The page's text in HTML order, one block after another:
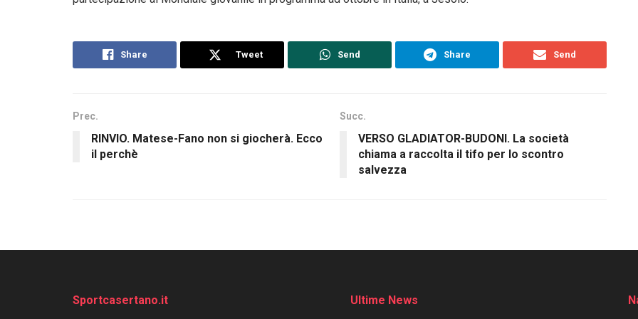
Share Tweet Send Share Send
Prec.
RINVIO. Matese-Fano non si giocherà. Ecco
il perchè
Succ.
VERSO GLADIATOR-BUDONI. La società
chiama a raccolta il tifo per lo scontro
salvezza
Sportcasertano.it Ultime News